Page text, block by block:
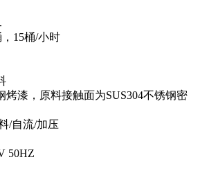
15桶/小时
烤漆，原料接触面为SUS304不锈钢密
/自流/加压
50HZ